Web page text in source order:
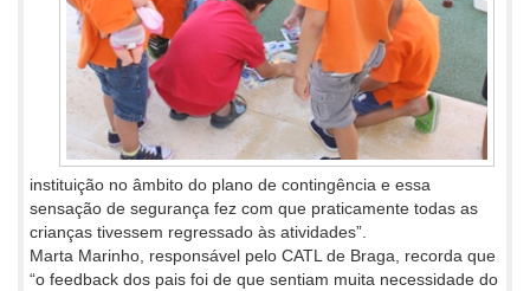
instituição no âmbito do plano de contingência e essa
sensação de segurança fez com que praticamente todas as
crianças tivessem regressado às atividades”.
Marta Marinho, responsável pelo CATL de Braga, recorda que
“o feedback dos pais foi de que sentiam muita necessidade do